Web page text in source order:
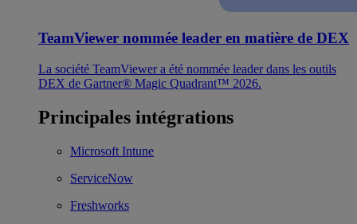
TeamViewer nommée leader en matière de DEX
La société TeamViewer a été nommée leader dans les outils
DEX de Gartner® Magic Quadrant™ 2026.
Principales intégrations
Microsoft Intune
ServiceNow
Freshworks